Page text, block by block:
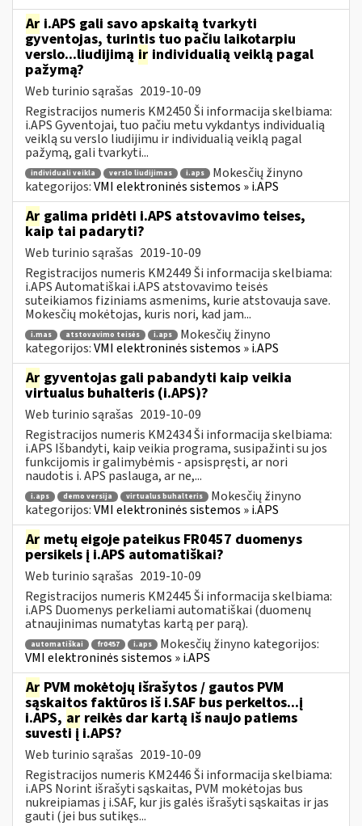
Ar i.APS gali savo apskaitą tvarkyti
gyventojas, turintis tuo pačiu laikotarpiu
verslo...liudijimą ir individualią veiklą pagal
pažymą?
Web turinio sąrašas 2019-10-09
Registracijos numeris KM2450 Ši informacija skelbiama:
i.APS Gyventojai, tuo pačiu metu vykdantys individualią
veiklą su verslo liudijimu ir individualią veiklą pagal
pažymą, gali tvarkyti...
individuali veikla verslo liudijimas i.aps
Mokesčių žinyno
kategorijos:VMI elektroninės sistemos » i.APS
Ar galima pridėti i.APS atstovavimo teises,
kaip tai padaryti?
Web turinio sąrašas 2019-10-09
Registracijos numeris KM2449 Ši informacija skelbiama:
i.APS Automatiškai i.APS atstovavimo teisės
suteikiamos fiziniams asmenims, kurie atstovauja save.
Mokesčių mokėtojas, kuris nori, kad jam...
i.mas atstovavimo teisės i.aps
Mokesčių žinyno
kategorijos:VMI elektroninės sistemos » i.APS
Ar gyventojas gali pabandyti kaip veikia
virtualus buhalteris (i.APS)?
Web turinio sąrašas 2019-10-09
Registracijos numeris KM2434 Ši informacija skelbiama:
i.APS Išbandyti, kaip veikia programa, susipažinti su jos
funkcijomis ir galimybėmis - apsispręsti, ar nori
naudotis i. APS paslauga, ar ne,...
i.aps demo versija virtualus buhalteris
Mokesčių žinyno
kategorijos:VMI elektroninės sistemos » i.APS
Ar metų eigoje pateikus FR0457 duomenys
persikels į i.APS automatiškai?
Web turinio sąrašas 2019-10-09
Registracijos numeris KM2445 Ši informacija skelbiama:
i.APS Duomenys perkeliami automatiškai (duomenų
atnaujinimas numatytas kartą per parą).
automatiškai fr0457 i.aps
Mokesčių žinyno kategorijos:
VMI elektroninės sistemos » i.APS
Ar PVM mokėtojų išrašytos / gautos PVM
sąskaitos faktūros iš i.SAF bus perkeltos...į
i.APS, ar reikės dar kartą iš naujo patiems
suvesti į i.APS?
Web turinio sąrašas 2019-10-09
Registracijos numeris KM2446 Ši informacija skelbiama:
i.APS Norint išrašyti sąskaitas, PVM mokėtojas bus
nukreipiamas į i.SAF, kur jis galės išrašyti sąskaitas ir jas
gauti (jei bus sutikęs...